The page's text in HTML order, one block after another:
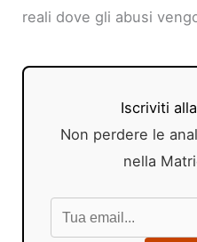
reali dove gli abusi
Iscriviti
Non perdere le
nella